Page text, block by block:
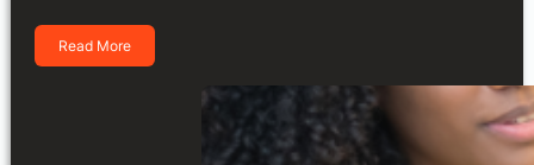
Read More